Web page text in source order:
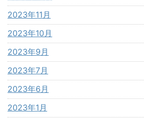
2023年11月
2023年10月
2023年9月
2023年7月
2023年6月
2023年1月